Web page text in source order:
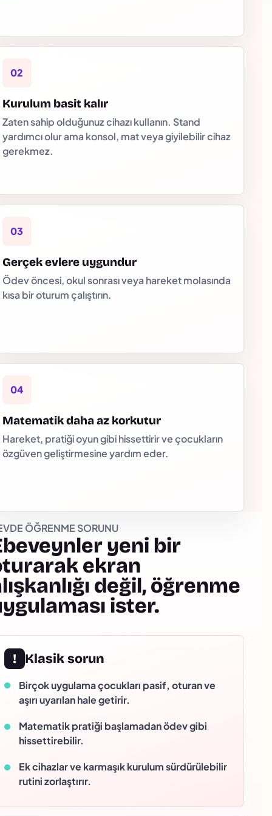
02
Kurulum basit kalır
Zaten sahip olduğunuz cihazı kullanın. Stand
yardımcı olur ama konsol, mat veya giyilebilir cihaz
gerekmez.
03
Gerçek evlere uygundur
Ödev öncesi, okul sonrası veya hareket molasında
kısa bir oturum çalıştırın.
04
Matematik daha az korkutur
Hareket, pratiği oyun gibi hissettirir ve çocukların
özgüven geliştirmesine yardım eder.
ÖĞRENME SORUNU
yeni bir
ekran
değil, öğrenme
ister.
! Klasik sorun
Birçok uygulama çocukları pasif, oturan ve
aşırı uyarılan hale getirir.
Matematik pratiği başlamadan ödev gibi
hissettirebilir.
Ek cihazlar ve karmaşık kurulum sürdürülebilir
rutini zorlaştırır.